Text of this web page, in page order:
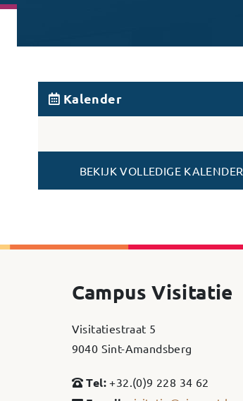
Kalender
BEKIJK VOLLEDIGE KALENDER
Campus Visitatie
Visitatiestraat 5
9040 Sint-Amandsberg
Tel:+32.(0)9 228 34 62